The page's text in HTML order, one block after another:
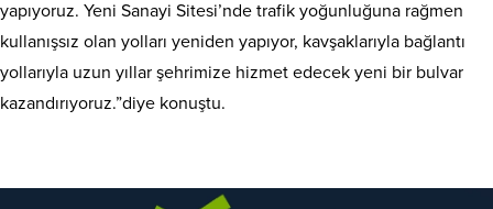
yapıyoruz. Yeni Sanayi Sitesi’nde trafik yoğunluğuna rağmen
kullanışsız olan yolları yeniden yapıyor, kavşaklarıyla bağlantı
yollarıyla uzun yıllar şehrimize hizmet edecek yeni bir bulvar
kazandırıyoruz.”diye konuştu.